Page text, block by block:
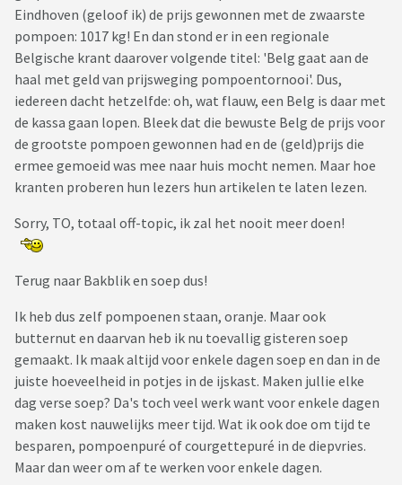
Eindhoven (geloof ik) de prijs gewonnen met de zwaarste
pompoen: 1017 kg! En dan stond er in een regionale
Belgische krant daarover volgende titel: 'Belg gaat aan de
haal met geld van prijsweging pompoentornooi'. Dus,
iedereen dacht hetzelfde: oh, wat flauw, een Belg is daar met
de kassa gaan lopen. Bleek dat die bewuste Belg de prijs voor
de grootste pompoen gewonnen had en de (geld)prijs die
ermee gemoeid was mee naar huis mocht nemen. Maar hoe
kranten proberen hun lezers hun artikelen te laten lezen.
Sorry, TO, totaal off-topic, ik zal het nooit meer doen!
Terug naar Bakblik en soep dus!
Ik heb dus zelf pompoenen staan, oranje. Maar ook
butternut en daarvan heb ik nu toevallig gisteren soep
gemaakt. Ik maak altijd voor enkele dagen soep en dan in de
juiste hoeveelheid in potjes in de ijskast. Maken jullie elke
dag verse soep? Da's toch veel werk want voor enkele dagen
maken kost nauwelijks meer tijd. Wat ik ook doe om tijd te
besparen, pompoenpuré of courgettepuré in de diepvries.
Maar dan weer om af te werken voor enkele dagen.